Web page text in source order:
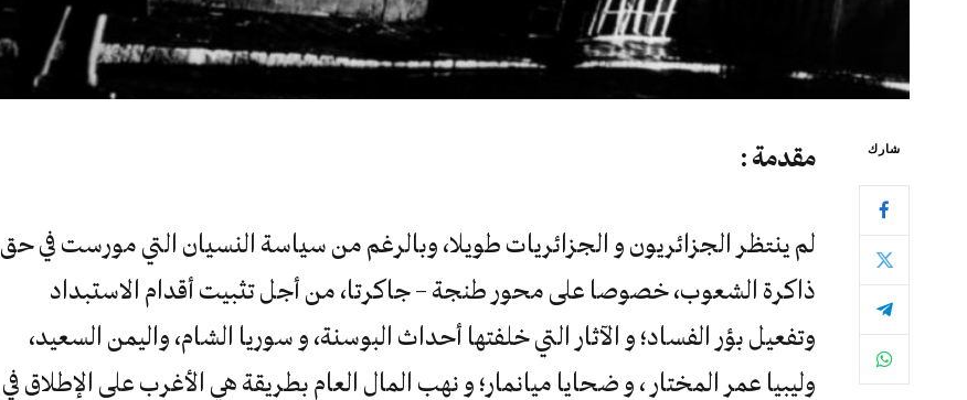
شارك مقدمة :
لم ينتظر الجزائريون و الجزائريات طويلا، وبالرغم من سياسة النسيان التي مورست في حق
ذاكرة الشعوب، خصوصا على محور طنجة – جاكرتا، من أجل تثبيت أقدام الاستبداد
وتفعيل بؤر الفساد؛ و الآثار التي خلفتها أحداث البوسنة، و سوريا الشام، واليمن السعيد،
وليبيا عمر المختار ، و ضحايا ميانمار؛ و نهب المال العام بطريقة هي الأغرب على الإطلاق في